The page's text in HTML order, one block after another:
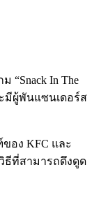
“Snack In The
มีผู้พันแซนเดอร์ส
อง KFC และ
ธีที่สามารถดึงดูด